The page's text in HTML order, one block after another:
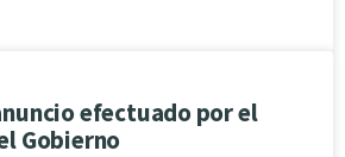
efectuado por el
Gobierno